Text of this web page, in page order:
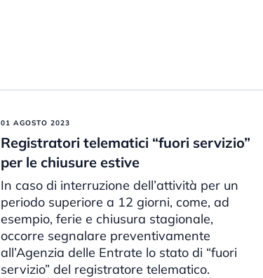
01 AGOSTO 2023
Registratori telematici “fuori servizio”
per le chiusure estive
In caso di interruzione dell’attività per un
periodo superiore a 12 giorni, come, ad
esempio, ferie e chiusura stagionale,
occorre segnalare preventivamente
all’Agenzia delle Entrate lo stato di “fuori
servizio” del registratore telematico.